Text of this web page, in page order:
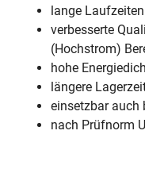
lange
verbesserte
(Hochstrom)
hohe
längere
einsetzbar auch
nach Prüfnorm